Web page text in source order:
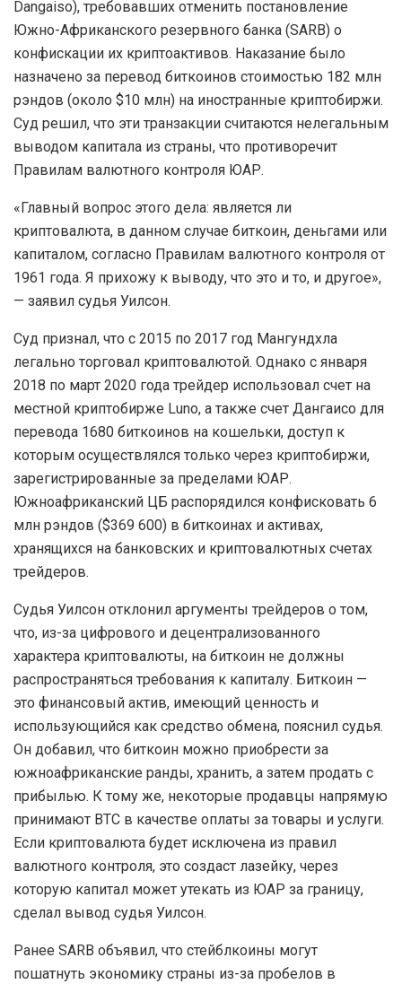
Dangaiso), требовавших отменить постановление
Южно-Африканского резервного банка (SARB) о
конфискации их криптоактивов. Наказание было
назначено за перевод биткоинов стоимостью 182 млн
рэндов (около $10 млн) на иностранные криптобиржи.
Суд решил, что эти транзакции считаются нелегальным
выводом капитала из страны, что противоречит
Правилам валютного контроля ЮАР.
«Главный вопрос этого дела: является ли
криптовалюта, в данном случае биткоин, деньгами или
капиталом, согласно Правилам валютного контроля от
1961 года. Я прихожу к выводу, что это и то, и другое»,
— заявил судья Уилсон.
Суд признал, что с 2015 по 2017 год Мангундхла
легально торговал криптовалютой. Однако с января
2018 по март 2020 года трейдер использовал счет на
местной криптобирже Luno, а также счет Дангаисо для
перевода 1680 биткоинов на кошельки, доступ к
которым осуществлялся только через криптобиржи,
зарегистрированные за пределами ЮАР.
Южноафриканский ЦБ распорядился конфисковать 6
млн рэндов ($369 600) в биткоинах и активах,
хранящихся на банковских и криптовалютных счетах
трейдеров.
Судья Уилсон отклонил аргументы трейдеров о том,
что, из-за цифрового и децентрализованного
характера криптовалюты, на биткоин не должны
распространяться требования к капиталу. Биткоин —
это финансовый актив, имеющий ценность и
использующийся как средство обмена, пояснил судья.
Он добавил, что биткоин можно приобрести за
южноафриканские ранды, хранить, а затем продать с
прибылью. К тому же, некоторые продавцы напрямую
принимают BTC в качестве оплаты за товары и услуги.
Если криптовалюта будет исключена из правил
валютного контроля, это создаст лазейку, через
которую капитал может утекать из ЮАР за границу,
сделал вывод судья Уилсон.
Ранее SARB объявил, что стейблкоины могут
пошатнуть экономику страны из-за пробелов в